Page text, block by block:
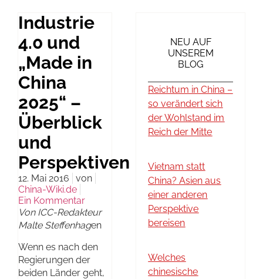
Industrie
4.0 und
„Made in
China
2025“ –
Überblick
und
Perspektiven
12. Mai 2016
von
China-Wiki.de
Ein Kommentar
Von ICC-Redakteur
Malte Steffenhagen
Wenn es nach den
Regierungen der
beiden Länder geht,
NEU AUF
UNSEREM
BLOG
Reichtum in China –
so verändert sich
der Wohlstand im
Reich der Mitte
Vietnam statt
China? Asien aus
einer anderen
Perspektive
bereisen
Welches
chinesische